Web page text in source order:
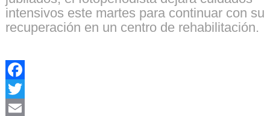
intensivos este martes para continuar con su
recuperación en un centro de rehabilitación.
Facebook
Twitter